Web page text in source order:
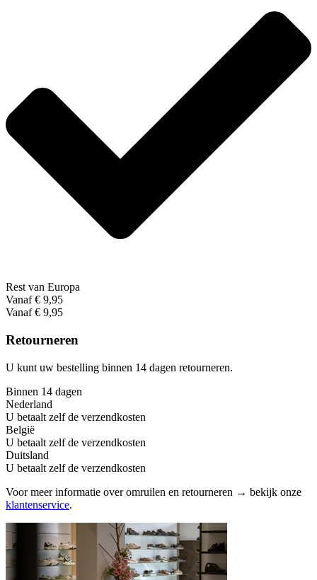
Rest van Europa
Vanaf € 9,95
Vanaf € 9,95
Retourneren
U kunt uw bestelling binnen 14 dagen retourneren.
Binnen 14 dagen
Nederland
U betaalt zelf de verzendkosten
België
U betaalt zelf de verzendkosten
Duitsland
U betaalt zelf de verzendkosten
Voor meer informatie over omruilen en retourneren → bekijk onze
klantenservice.